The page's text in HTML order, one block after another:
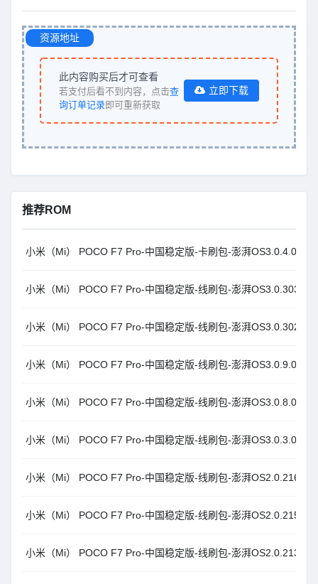
资源地址
此内容购买后才可查看
若支付后看不到内容，点击查
询订单记录即可重新获取
立即下载
推荐ROM
小米（Mi） POCO F7 Pro-中国稳定版-卡刷包-澎湃
小米（Mi） POCO F7 Pro-中国稳定版-线刷包-澎湃
小米（Mi） POCO F7 Pro-中国稳定版-线刷包-澎湃
小米（Mi） POCO F7 Pro-中国稳定版-线刷包-澎湃
小米（Mi） POCO F7 Pro-中国稳定版-线刷包-澎湃
小米（Mi） POCO F7 Pro-中国稳定版-线刷包-澎湃
小米（Mi） POCO F7 Pro-中国稳定版-线刷包-澎湃
小米（Mi） POCO F7 Pro-中国稳定版-线刷包-澎湃
小米（Mi） POCO F7 Pro-中国稳定版-线刷包-澎湃